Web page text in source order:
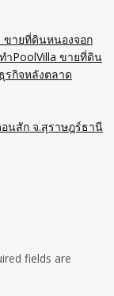
ขายที่ดินหนองจอก
ำPoolVilla ขายที่ดิน
รกิจหลังตลาด
นสัก จ.สุราษฎร์ธานี
fields are